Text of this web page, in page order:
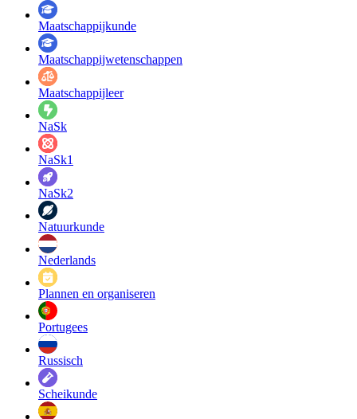
Maatschappij­kunde
Maatschappij­wetenschappen
Maatschappijleer
NaSk
NaSk1
NaSk2
Natuurkunde
Nederlands
Plannen en organiseren
Portugees
Russisch
Scheikunde